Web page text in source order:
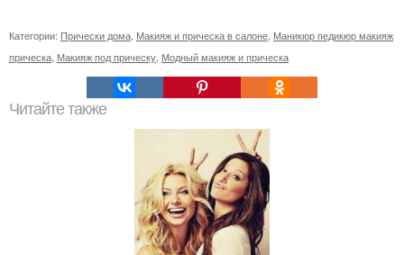
Категории: Прически дома Макияж и прическа в салоне Маникюр педикюр макияж
прическа Макияж под прическу Модный макияж и прическа
Читайте также